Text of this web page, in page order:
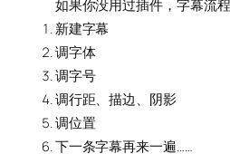
如果你没用过插件，字幕流
新建字幕
调字体
调字号
调行距、描边、阴影
调位置
下一条字幕再来一遍……